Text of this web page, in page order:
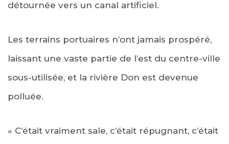
détournée vers un canal artificiel.
Les terrains portuaires n’ont jamais prospéré,
laissant une vaste partie de l’est du centre-ville
sous-utilisée, et la rivière Don est devenue
polluée.
« C’était vraiment sale, c’était répugnant, c’était